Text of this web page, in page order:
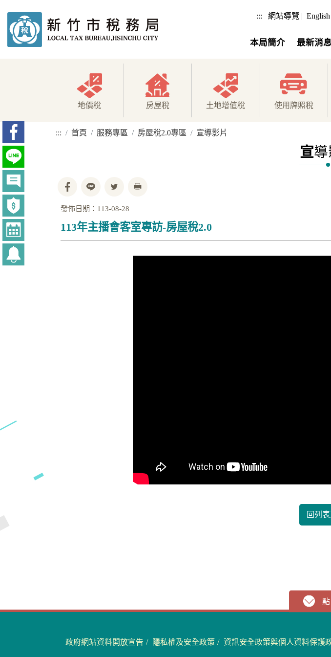
::: 網站導覽 | English
本局簡介 最新消
地價稅 房屋稅 土地增值稅 使用牌照稅
::: 首頁 服務專區 房屋稅2.0專區 宣導影片
宣導
發佈日期：113-08-28
113年主播會客室專訪-房屋稅2.0
回列表
政府網站資料開放宣告 隱私權及安全政策 資訊安全政策與個人資料保護